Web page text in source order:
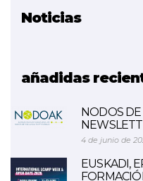
Noticias
añadidas
NODOS DE
4 de junio de
EUSKADI,